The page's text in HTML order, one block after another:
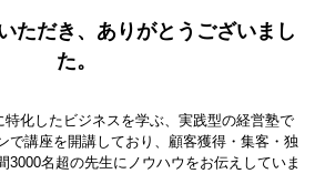
ただき、 ありがとうございまし
た。
化したビジネスを学ぶ、実践型の経営塾で
で講座を開講しており、顧客獲得・集客・独
3000名超の先生にノウハウをお伝えしていま